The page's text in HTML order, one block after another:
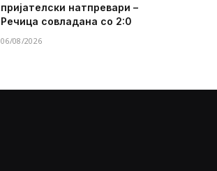
пријателски натпревари –
Речица совладана со 2:0
06/08/2026